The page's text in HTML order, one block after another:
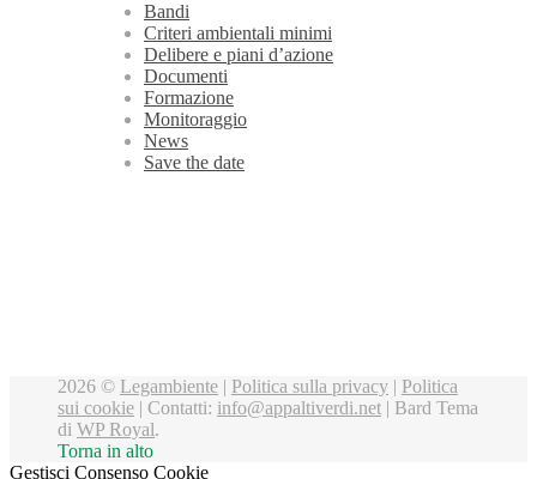
Bandi
Criteri ambientali minimi
Delibere e piani d’azione
Documenti
Formazione
Monitoraggio
News
Save the date
2026 © Legambiente | Politica sulla privacy | Politica
sui cookie | Contatti: info@appaltiverdi.net | Bard Tema
di WP Royal.
Torna in alto
Gestisci Consenso Cookie